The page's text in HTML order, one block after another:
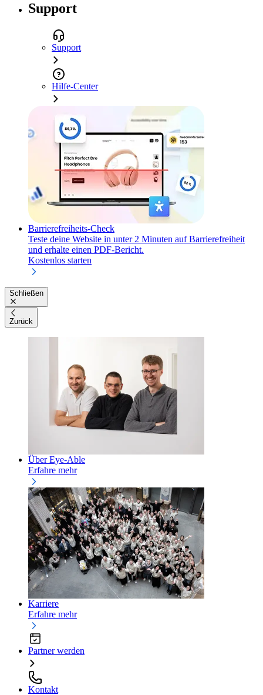
Support
Support
Hilfe-Center
Barrierefreiheits-Check
Teste deine Website in unter 2 Minuten auf Barrierefreiheit
und erhalte einen PDF-Bericht.
Kostenlos starten
Schließen
Zurück
Über Eye-Able
Erfahre mehr
Karriere
Erfahre mehr
Partner werden
Kontakt